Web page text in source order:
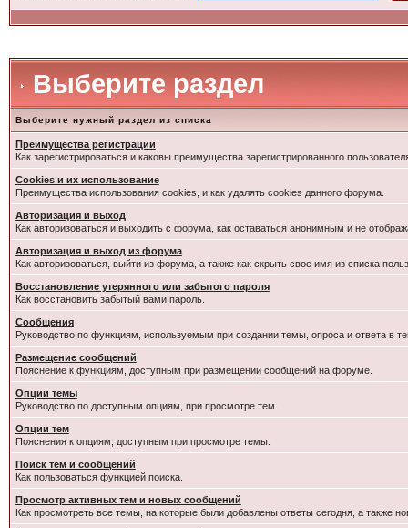
Выберите раздел
Выберите нужный раздел из списка
Преимущества регистрации
Как зарегистрироваться и каковы преимущества зарегистрированного
Cookies и их использование
Преимущества использования cookies, и как удалять cookies данного форума.
Авторизация и выход
Как авторизоваться и выходить с форума, как оставаться анонимным и не
Авторизация и выход из форума
Как авторизоваться, выйти из форума, а также как скрыть свое имя из списка
Восстановление утерянного или забытого пароля
Как восстановить забытый вами пароль.
Сообщения
Руководство по функциям, используемым при создании темы, опроса и ответа в
Размещение сообщений
Пояснение к функциям, доступным при размещении сообщений на форуме.
Опции темы
Руководство по доступным опциям, при просмотре тем.
Опции тем
Пояснения к опциям, доступным при просмотре темы.
Поиск тем и сообщений
Как пользоваться функцией поиска.
Просмотр активных тем и новых сообщений
Как просмотреть все темы, на которые были добавлены ответы сегодня, а также